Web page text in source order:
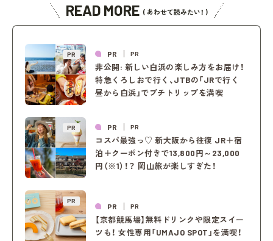
READ MORE ( あわせて読みたい！ )
PR PR PR
非公開: 新しい白浜の楽しみ方をお届け！
特急くろしおで行く、JTBの「JRで行く
昼から白浜」でプチトリップを満喫
PR PR PR
コスパ最強っ♡ 新大阪から往復 JR＋宿
泊＋クーポン付きで13,800円～23,000
円（※1）！？ 岡山旅が楽しすぎた！
PR
PR PR
【京都競馬場】無料ドリンクや限定スイー
ツも！ 女性専用「UMAJO SPOT」を満喫！